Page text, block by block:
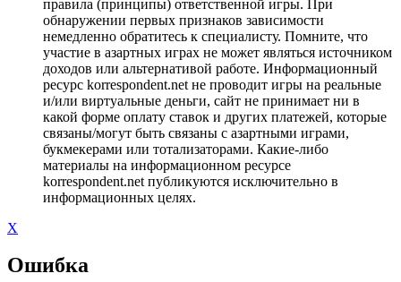
правила (принципы) ответственной игры. При
обнаружении первых признаков зависимости
немедленно обратитесь к специалисту. Помните, что
участие в азартных играх не может являться источником
доходов или альтернативой работе. Информационный
ресурс korrespondent.net не проводит игры на реальные
и/или виртуальные деньги, сайт не принимает ни в
какой форме оплату ставок и других платежей, которые
связаны/могут быть связаны с азартными играми,
букмекерами или тотализаторами. Какие-либо
материалы на информационном ресурсе
korrespondent.net публикуются исключительно в
информационных целях.
X
Ошибка